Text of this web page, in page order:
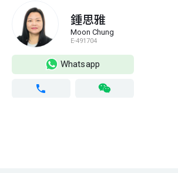
鍾思雅
Moon Chung
E-491704
Whatsapp